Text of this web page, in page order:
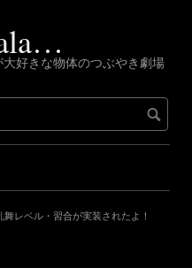
好きな物体のつぶやき劇場
舞レベル・習合が実装されたよ！